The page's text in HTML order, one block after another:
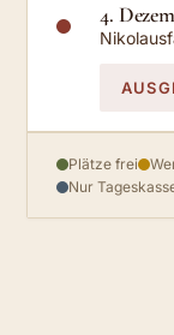
4.
Plätze frei
Nur